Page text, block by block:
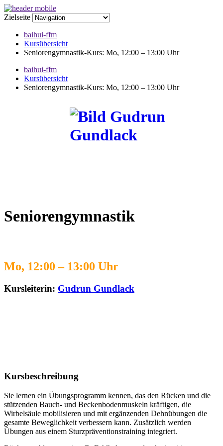
Zielseite
baihui-ffm
Kursübersicht
Seniorengymnastik-Kurs: Mo, 12:00 – 13:00 Uhr
baihui-ffm
Kursübersicht
Seniorengymnastik-Kurs: Mo, 12:00 – 13:00 Uhr
Seniorengymnastik
Mo, 12:00 – 13:00 Uhr
Kursleiterin: Gudrun Gundlack
Kursbeschreibung
Sie lernen ein Übungsprogramm kennen, das den Rücken und die
stützenden Bauch- und Beckenbodenmuskeln kräftigen, die
Wirbelsäule mobilisieren und mit ergänzenden Dehnübungen die
gesamte Beweglichkeit verbessern kann. Zusätzlich werden
Übungen aus einem Sturzpräventionstraining integriert.